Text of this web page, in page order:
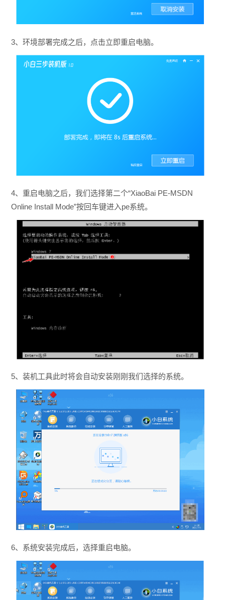
3、环境部署完成之后，点击立即重启电脑。
4、重启电脑之后，我们选择第二个“XiaoBai PE-MSDN
Online Install Mode”按回车键进入pe系统。
5、装机工具此时将会自动安装刚刚我们选择的系统。
6、系统安装完成后，选择重启电脑。